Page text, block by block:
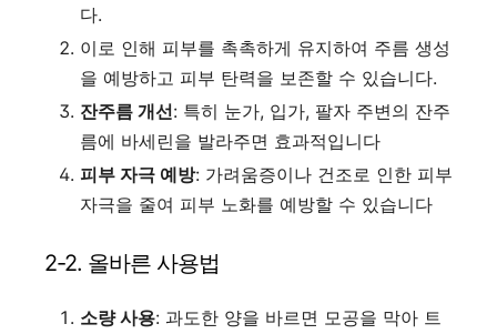
다.
이로 인해 피부를 촉촉하게 유지하여 주름 생성
을 예방하고 피부 탄력을 보존할 수 있습니다.
잔주름 개선: 특히 눈가, 입가, 팔자 주변의 잔주
름에 바세린을 발라주면 효과적입니다
피부 자극 예방: 가려움증이나 건조로 인한 피부
자극을 줄여 피부 노화를 예방할 수 있습니다
2-2. 올바른 사용법
소량 사용: 과도한 양을 바르면 모공을 막아 트